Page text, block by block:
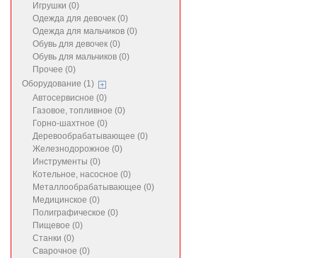
Игрушки (0)
Одежда для девочек (0)
Одежда для мальчиков (0)
Обувь для девочек (0)
Обувь для мальчиков (0)
Прочее (0)
Оборудование (1)
Автосервисное (0)
Газовое, топливное (0)
Горно-шахтное (0)
Деревообрабатывающее (0)
Железнодорожное (0)
Инструменты (0)
Котельное, насосное (0)
Металлообрабатывающее (0)
Медицинское (0)
Полиграфическое (0)
Пищевое (0)
Станки (0)
Сварочное (0)